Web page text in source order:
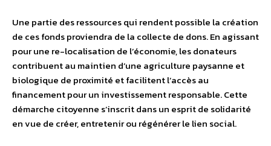
Une partie des ressources qui rendent possible la création
de ces fonds proviendra de la collecte de dons. En agissant
pour une re-localisation de l’économie, les donateurs
contribuent au maintien d’une agriculture paysanne et
biologique de proximité et facilitent l’accès au
financement pour un investissement responsable. Cette
démarche citoyenne s’inscrit dans un esprit de solidarité
en vue de créer, entretenir ou régénérer le lien social.